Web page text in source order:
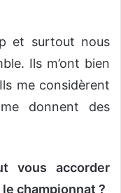
et surtout nous
Ils m’ont bien
me considèrent
donnent des
vous accorder
championnat ?